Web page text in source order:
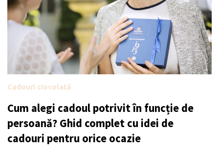
Cadouri ciocolată
Cum alegi cadoul potrivit în funcție de
persoană? Ghid complet cu idei de
cadouri pentru orice ocazie